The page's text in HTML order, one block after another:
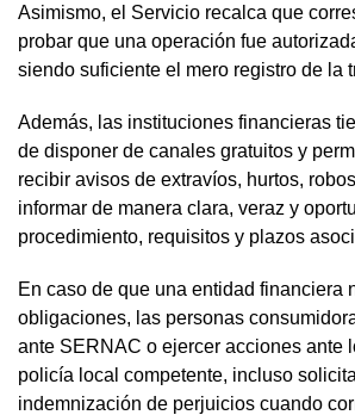
Asimismo, el Servicio recalca que
probar que una operación fue
siendo suficiente el mero registro de la
Además, las instituciones financieras
de disponer de canales gratuitos y
recibir avisos de extravíos, hurtos,
informar de manera clara, veraz y
procedimiento, requisitos y plazos
En caso de que una entidad financiera
obligaciones, las personas
ante SERNAC o ejercer acciones ante
policía local competente, incluso
indemnización de perjuicios cuando